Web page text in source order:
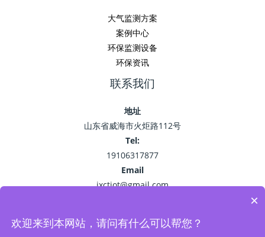
大气监测方案
案例中心
环保监测设备
环保资讯
联系我们
地址
山东省威海市火炬路112号
Tel:
19106317877
Email
jxctiot@gmail.com
×
欢迎来到本网站，请问有什么可以帮您？